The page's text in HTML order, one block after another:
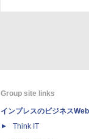
Group site links
インプレスのビジネスWeb
Think IT